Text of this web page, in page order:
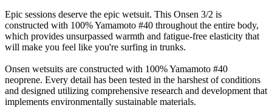
Epic sessions deserve the epic wetsuit. This Onsen 3/2 is
constructed with 100% Yamamoto #40 throughout the entire body,
which provides unsurpassed warmth and fatigue-free elasticity that
will make you feel like you're surfing in trunks.
Onsen wetsuits are constructed with 100% Yamamoto #40
neoprene. Every detail has been tested in the harshest of conditions
and designed utilizing comprehensive research and development that
implements environmentally sustainable materials.